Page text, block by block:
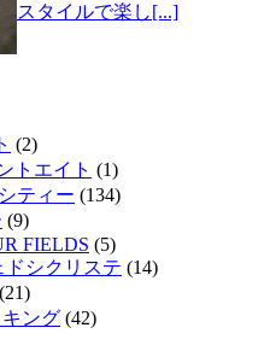
スタイルで楽し[...]
(2)
トエイト (1)
ティー (134)
(9)
FIELDS (5)
ドシクリステ (14)
(21)
ング (42)